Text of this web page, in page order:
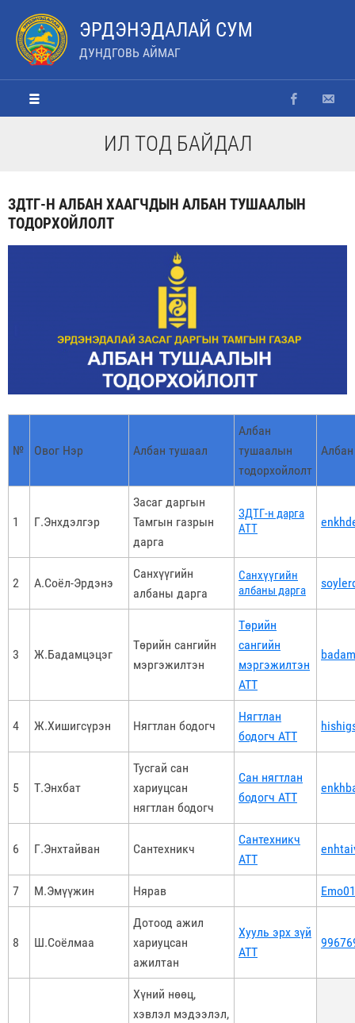
ЭРДЭНЭДАЛАЙ СУМ
ДУНДГОВЬ АЙМАГ
ИЛ ТОД БАЙДАЛ
ЗДТГ-Н АЛБАН ХААГЧДЫН АЛБАН ТУШААЛЫН
ТОДОРХОЙЛОЛТ
№ Овог Нэр Албан тушаал
Албан
тушаалын
тодорхойлолт
1 Г.Энхдэлгэр
Засаг даргын
Тамгын газрын
дарга
ЗДТГ-н дарга
АТТ
2 А.Соёл-Эрдэнэ
Санхүүгийн
албаны дарга
Санхүүгийн
албаны дарга
3 Ж.Бадамцэцэг
Төрийн сангийн
мэргэжилтэн
Төрийн
сангийн
мэргэжилтэн
АТТ
4 Ж.Хишигсүрэн Нягтлан бодогч
Нягтлан
бодогч АТТ
5 Т.Энхбат
Тусгай сан
хариуцсан
нягтлан бодогч
Сан нягтлан
бодогч АТТ
6 Г.Энхтайван Сантехникч
Сантехникч
АТТ
7 М.Эмүүжин Нярав
8 Ш.Соёлмаа
Дотоод ажил
хариуцсан
ажилтан
Хууль эрх зүй
АТТ
Хүний нөөц,
хэвлэл мэдээлэл,